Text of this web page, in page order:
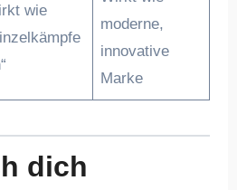
wie
moderne,
innovative
Marke
dich